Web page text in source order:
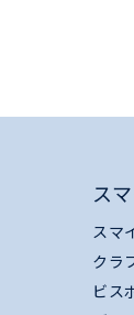
ス
スマ
クラ
ビス